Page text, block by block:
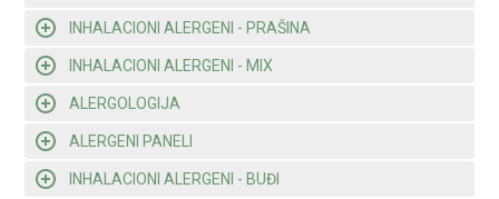
INHALACIONI ALERGENI - PRAŠINA
INHALACIONI ALERGENI - MIX
ALERGOLOGIJA
ALERGENI PANELI
INHALACIONI ALERGENI - BUĐI